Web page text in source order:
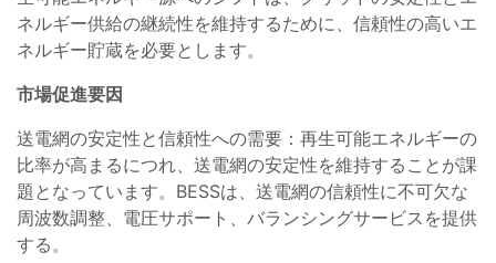
ネルギー供給の継続性を維持するために、信頼性の高いエ
ネルギー貯蔵を必要とします。
市場促進要因
送電網の安定性と信頼性への需要：再生可能エネルギーの
比率が高まるにつれ、送電網の安定性を維持することが課
題となっています。BESSは、送電網の信頼性に不可欠な
周波数調整、電圧サポート、バランシングサービスを提供
する。